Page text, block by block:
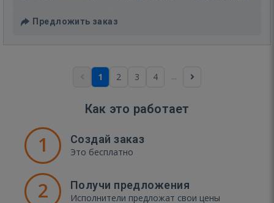
Предложить заказ
1 2 3 4 ...
Как это работает
1 Создай заказ
Это бесплатно
2 Получи предложения
Исполнители предложат свои цены